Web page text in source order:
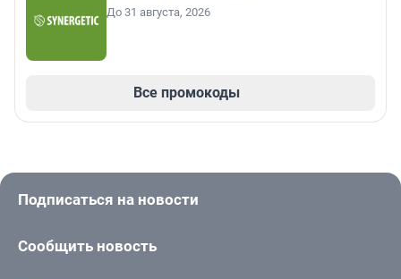
До 31 августа, 2026
Все промокоды
Подписаться на новости
Сообщить новость